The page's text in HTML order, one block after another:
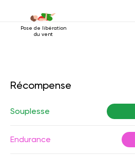
Pose de libération
du vent
Récompense
Souplesse
Endurance